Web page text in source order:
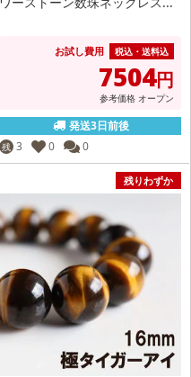
お試し費用 税込・送料込
7504円
参考価格 オープン
発送3日前後
残 3 0 0
残りわずか